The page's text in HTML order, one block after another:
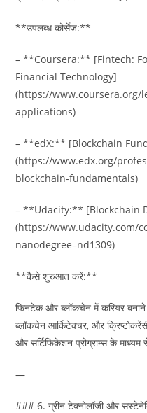
**उपलब्ध कोर्सेज:**
– **Coursera:** [Fintech:
Financial Technology]
(https://
applications)
– **edX:** [Blockchain
(https://www.edx.org/
blockchain-fundamentals)
– **Udacity:** [Blockchain
(https://www.udacity.com/
nanodegree–nd1309)
**कैसे शुरुआत करें:**
फिनटेक और ब्लॉकचेन में करियर
ब्लॉकचेन आर्किटेक्चर, और
और सर्टिफिकेशन प्रोग्राम्स के
—
### 6. ग्रीन टेक्नोलॉजी और